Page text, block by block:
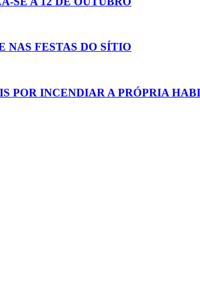
NAS FESTAS DO SÍTIO
POR INCENDIAR A PRÓPRIA